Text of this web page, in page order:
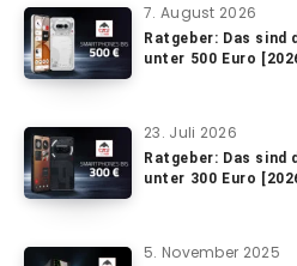
7. August 2026
Ratgeber: Das sind
unter 500 Euro
23. Juli 2026
Ratgeber: Das sind
unter 300 Euro
5. November 2025